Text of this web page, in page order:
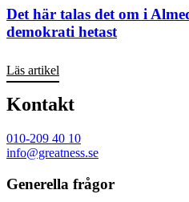
Det här talas det om i
demokrati hetast
Läs artikel
Kontakt
010-209 40 10
info@greatness.se
Generella frågor